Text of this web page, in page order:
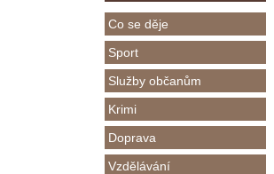
Co se děje
Sport
Služby občanům
Krimi
Doprava
Vzdělávání